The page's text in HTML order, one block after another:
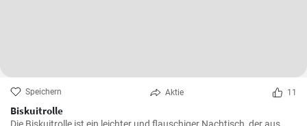
Speichern Aktie 11
Biskuitrolle